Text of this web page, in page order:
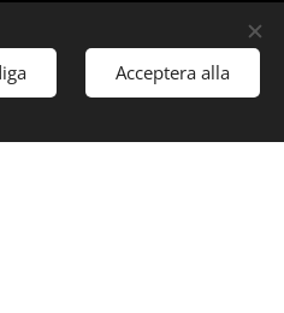
Acceptera alla